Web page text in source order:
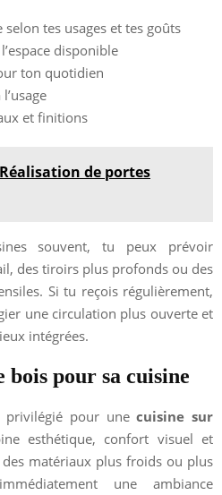
tes usages et tes goûts
disponible
ton quotidien
et finitions
Réalisation de portes
souvent, tu peux prévoir
des tiroirs plus profonds ou des
Si tu reçois régulièrement,
une circulation plus ouverte et
intégrées.
pour sa cuisine
privilégié pour unecuisine sur
esthétique, confort visuel et
matériaux plus froids ou plus
une ambiance